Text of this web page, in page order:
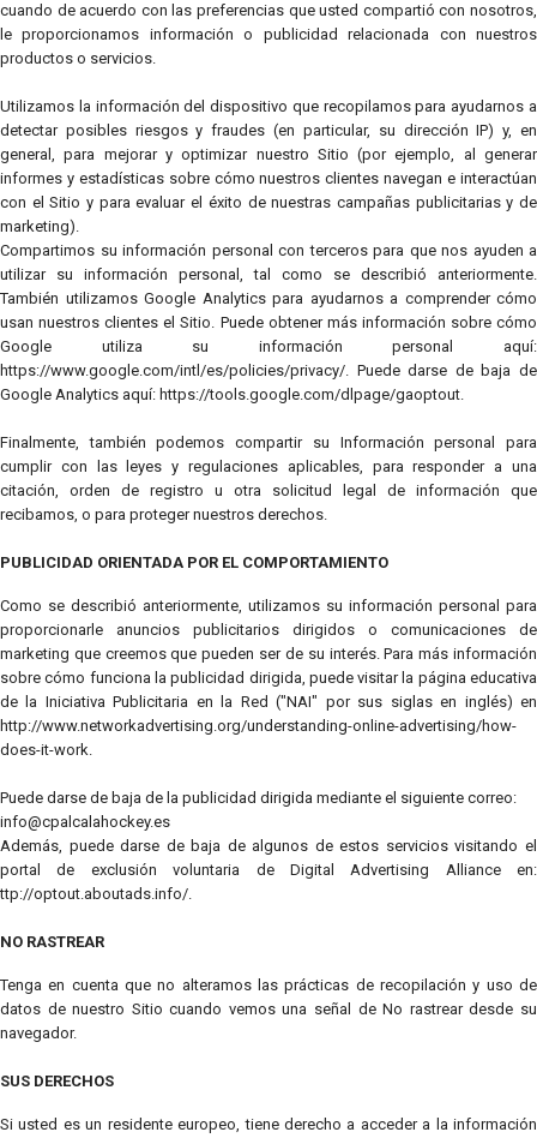
cuando de acuerdo con las preferencias que usted compartió con nosotros,
le proporcionamos información o publicidad relacionada con nuestros
productos o servicios.
Utilizamos la información del dispositivo que recopilamos para ayudarnos a
detectar posibles riesgos y fraudes (en particular, su dirección IP) y, en
general, para mejorar y optimizar nuestro Sitio (por ejemplo, al generar
informes y estadísticas sobre cómo nuestros clientes navegan e interactúan
con el Sitio y para evaluar el éxito de nuestras campañas publicitarias y de
marketing).
Compartimos su información personal con terceros para que nos ayuden a
utilizar su información personal, tal como se describió anteriormente.
También utilizamos Google Analytics para ayudarnos a comprender cómo
usan nuestros clientes el Sitio. Puede obtener más información sobre cómo
Google utiliza su información personal aquí:
https://www.google.com/intl/es/policies/privacy/. Puede darse de baja de
Google Analytics aquí: https://tools.google.com/dlpage/gaoptout.
Finalmente, también podemos compartir su Información personal para
cumplir con las leyes y regulaciones aplicables, para responder a una
citación, orden de registro u otra solicitud legal de información que
recibamos, o para proteger nuestros derechos.
PUBLICIDAD ORIENTADA POR EL COMPORTAMIENTO
Como se describió anteriormente, utilizamos su información personal para
proporcionarle anuncios publicitarios dirigidos o comunicaciones de
marketing que creemos que pueden ser de su interés. Para más información
sobre cómo funciona la publicidad dirigida, puede visitar la página educativa
de la Iniciativa Publicitaria en la Red ("NAI" por sus siglas en inglés) en
http://www.networkadvertising.org/understanding-online-advertising/how-
does-it-work.
Puede darse de baja de la publicidad dirigida mediante el siguiente correo:
info@cpalcalahockey.es
Además, puede darse de baja de algunos de estos servicios visitando el
portal de exclusión voluntaria de Digital Advertising Alliance en:
ttp://optout.aboutads.info/.
NO RASTREAR
Tenga en cuenta que no alteramos las prácticas de recopilación y uso de
datos de nuestro Sitio cuando vemos una señal de No rastrear desde su
navegador.
SUS DERECHOS
Si usted es un residente europeo, tiene derecho a acceder a la información